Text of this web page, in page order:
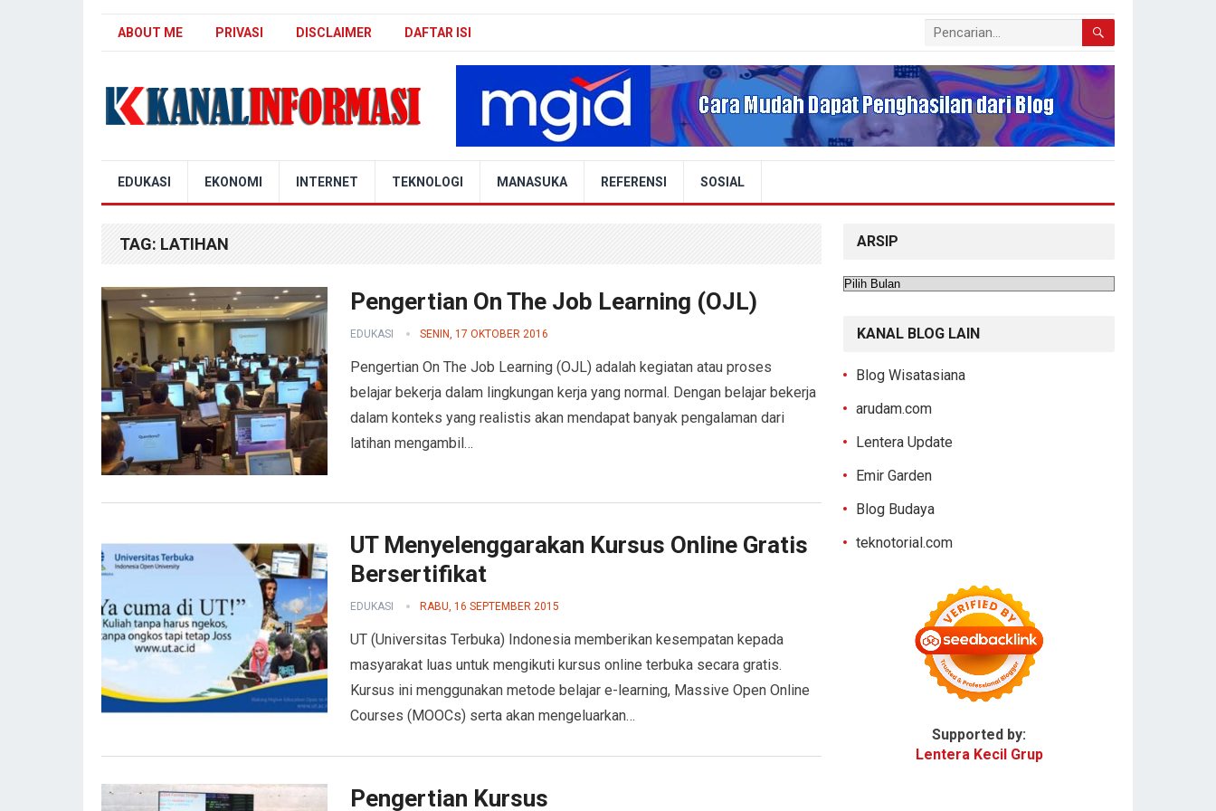
ABOUT ME PRIVASI DISCLAIMER DAFTAR ISI
EDUKASI EKONOMI INTERNET TEKNOLOGI MANASUKA REFERENSI SOSIAL
TAG: LATIHAN
Pengertian On The Job Learning (OJL)
EDUKASI SENIN, 17 OKTOBER 2016
Pengertian On The Job Learning (OJL) adalah kegiatan atau proses
belajar bekerja dalam lingkungan kerja yang normal. Dengan belajar bekerja
dalam konteks yang realistis akan mendapat banyak pengalaman dari
latihan mengambil…
UT Menyelenggarakan Kursus Online Gratis
Bersertifikat
EDUKASI RABU, 16 SEPTEMBER 2015
UT (Universitas Terbuka) Indonesia memberikan kesempatan kepada
masyarakat luas untuk mengikuti kursus online terbuka secara gratis.
Kursus ini menggunakan metode belajar e-learning, Massive Open Online
Courses (MOOCs) serta akan mengeluarkan…
Pengertian Kursus
ARSIP
Arsip
KANAL BLOG LAIN
Blog Wisatasiana
arudam.com
Lentera Update
Emir Garden
Blog Budaya
teknotorial.com
Supported by:
Lentera Kecil Grup